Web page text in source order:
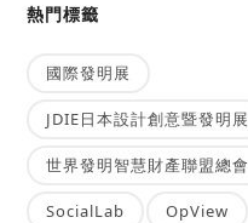
熱門標籤
國際發明展
JDIE日本設計創意暨發明展
世界發明智慧財產聯盟總會
SocialLab OpView